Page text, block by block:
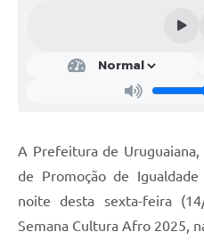
Contas Públicas
Links
Telefones Úteis
A Prefeitura de
de Promoção de
noite desta sexta-feira
Semana Cultura Afro 2025,